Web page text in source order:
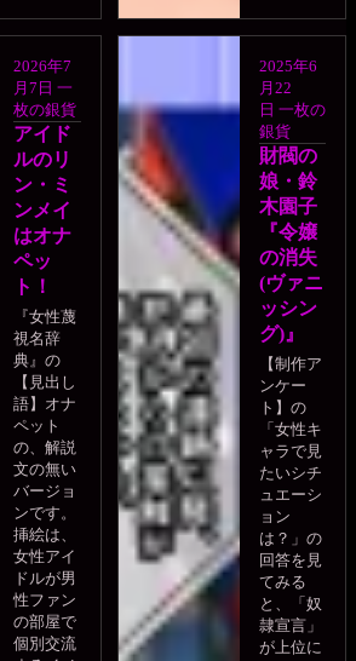
2026年7
月7日 一
枚の銀貨
アイド
ルのリ
ン・ミ
ンメイ
はオナ
ペッ
ト！
『女性蔑
視名辞
典』の
【見出し
語】オナ
ペット
の、解説
文の無い
バージョ
ンです。
挿絵は、
女性アイ
ドルが男
性ファン
の部屋で
個別交流
2025年6
月22
日 一枚の
銀貨
財閥の
娘・鈴
木園子
『令嬢
の消失
(ヴァニ
ッシン
グ)』
【制作ア
ンケー
ト】の
「女性キ
ャラで見
たいシチ
ュエーシ
ョン
は？」の
回答を見
てみる
と、「奴
隷宣言」
が上位に